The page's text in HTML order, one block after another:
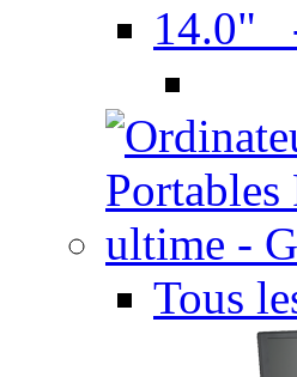
14.0"
Tous